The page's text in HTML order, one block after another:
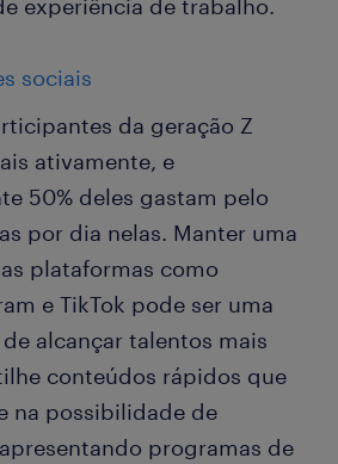
experiência de trabalho.
sociais
da geração Z
ativamente, e
50% deles gastam pelo
por dia nelas. Manter uma
plataformas como
e TikTok pode ser uma
alcançar talentos mais
conteúdos rápidos que
na possibilidade de
programas de